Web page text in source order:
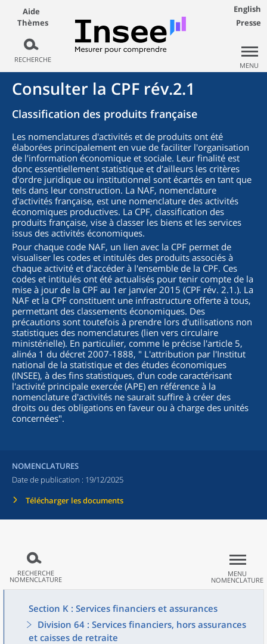
Aide
Thèmes
RECHERCHE
English
Presse
MENU
Consulter la CPF rév.2.1
Classification des produits française
Les nomenclatures d'activités et de produits ont été
élaborées principalement en vue de faciliter l'organisation
de l'information économique et sociale. Leur finalité est
donc essentiellement statistique et d'ailleurs les critères
d'ordre juridique ou institutionnel sont écartés en tant que
tels dans leur construction. La NAF, nomenclature
d'activités française, est une nomenclature des activités
économiques productives. La CPF, classification des
produits française, vise à classer les biens et les services
issus des activités économiques.
Pour chaque code NAF, un lien avec la CPF permet de
visualiser les codes et intitulés des produits associés à
chaque activité et d'accéder à l'ensemble de la CPF. Ces
codes et intitulés ont été actualisés pour tenir compte de la
mise à jour de la CPF au 1er janvier 2015 (CPF rév. 2.1.). La
NAF et la CPF constituent une infrastructure offerte à tous,
permettant des classements économiques. Des
précautions sont toutefois à prendre lors d'utilisations non
statistiques des nomenclatures (lien vers circulaire
ministérielle). En particulier, comme le précise l'article 5,
alinéa 1 du décret 2007-1888, " L'attribution par l'Institut
national de la statistique et des études économiques
(INSEE), à des fins statistiques, d'un code caractérisant
l'activité principale exercée (APE) en référence à la
nomenclature d'activités ne saurait suffire à créer des
droits ou des obligations en faveur ou à charge des unités
concernées".
NOMENCLATURES
Date de publication : 19/12/2025
Télécharger les documents
RECHERCHE
NOMENCLATURE
MENU
NOMENCLATURE
Section K : Services financiers et assurances
Division 64 : Services financiers, hors assurances
et caisses de retraite